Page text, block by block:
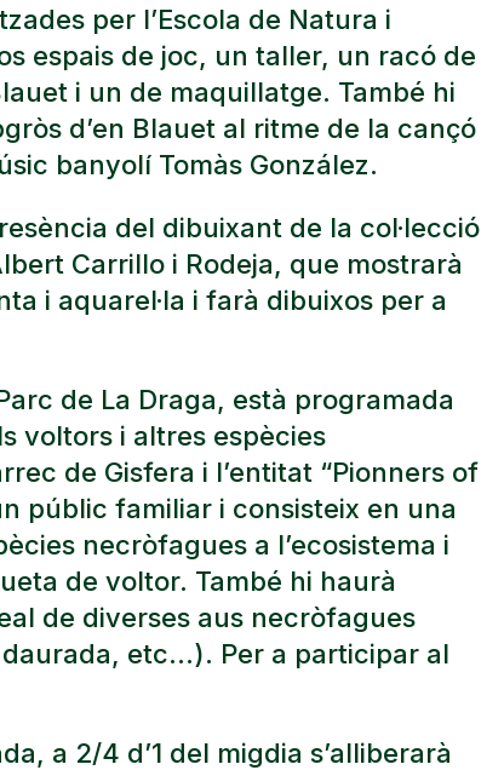
per l’Escola de Natura i
espais de joc, un taller, un racó de
i un de maquillatge. També hi
d’en Blauet al ritme de la cançó
banyolí Tomàs González.
del dibuixant de la col·lecció
Carrillo i Rodeja, que mostrarà
i aquarel·la i farà dibuixos per a
de La Draga, està programada
voltors i altres espècies
de Gisfera i l’entitat “Pionners of
públic familiar i consisteix en una
necròfagues a l’ecosistema i
de voltor. També hi haurà
de diverses aus necròfagues
etc...). Per a participar al
a 2/4 d’1 del migdia s’alliberarà